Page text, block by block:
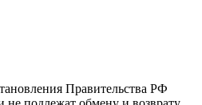
Правительства РФ